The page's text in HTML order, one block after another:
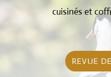
cuisinés et
REVUE